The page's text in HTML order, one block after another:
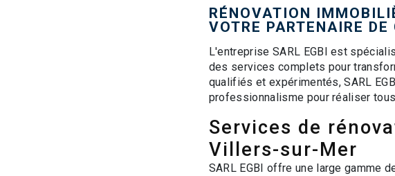
RÉNOVATION
VOTRE PARTENAIRE DE
L'entreprise SARL EGBI est
des services complets pour
qualifiés et expérimentés, SARL
professionnalisme pour réaliser
Services de
Villers-sur-Mer
SARL EGBI offre une large gamme